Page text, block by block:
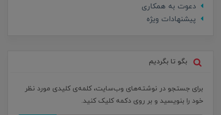
دعوت به همکاری
پیشنهادات ویژه
بگو تا بگردیم
برای جستجو در نوشته‌های وب‌سایت، کلمه‌ی کلیدی مورد نظر
خود را بنویسید و بر روی دکمه کلیک کنید.